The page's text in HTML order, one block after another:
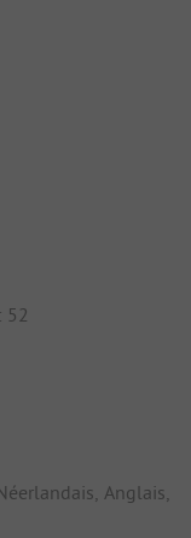
52
Anglais,